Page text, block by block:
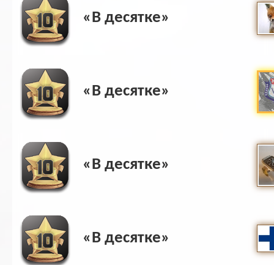
«В десятке»
«В десятке»
«В десятке»
«В десятке»